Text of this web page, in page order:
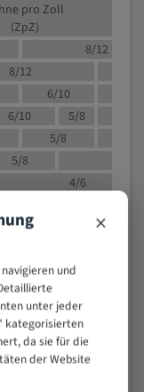
pro Zoll
(ZpZ)
8/12
8/12
6/10
6/10
5/8
5/8
5/8
4/6
4/5
×
und
unter jeder
kategorisierten
da sie für die
der Website